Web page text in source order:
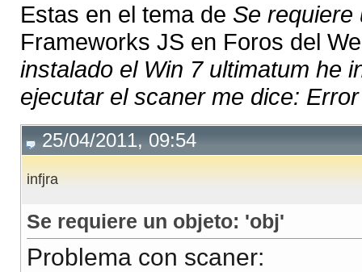
Estas en el tema de Se requiere
Frameworks JS en Foros del
instalado el Win 7 ultimatum he
ejecutar el scaner me dice:
25/04/2011, 09:54
infjra
Se requiere un objeto: 'obj'
Problema con scaner: